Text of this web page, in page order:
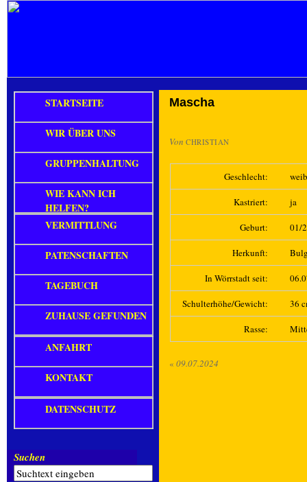
Mascha
Von CHRISTIAN
Geschlecht:
Kastriert: ja
Geburt: 01/
Herkunft:
In Wörrstadt seit:
Schulterhöhe/Gewicht: 36
Rasse:
« 09.07.2024
STARTSEITE
WIR ÜBER UNS
GRUPPENHALTUNG
WIE KANN ICH
HELFEN?
VERMITTLUNG
PATENSCHAFTEN
TAGEBUCH
ZUHAUSE GEFUNDEN
ANFAHRT
KONTAKT
DATENSCHUTZ
Suchen